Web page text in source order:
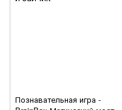
Познавательная игра -